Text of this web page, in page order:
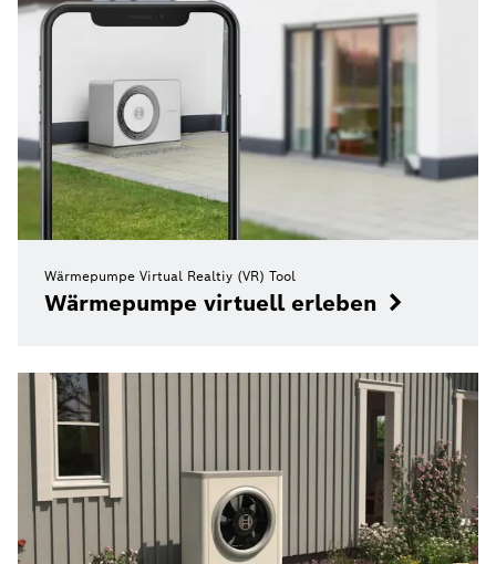
Wärmepumpe Virtual Realtiy (VR) Tool
Wärmepumpe virtuell erleben